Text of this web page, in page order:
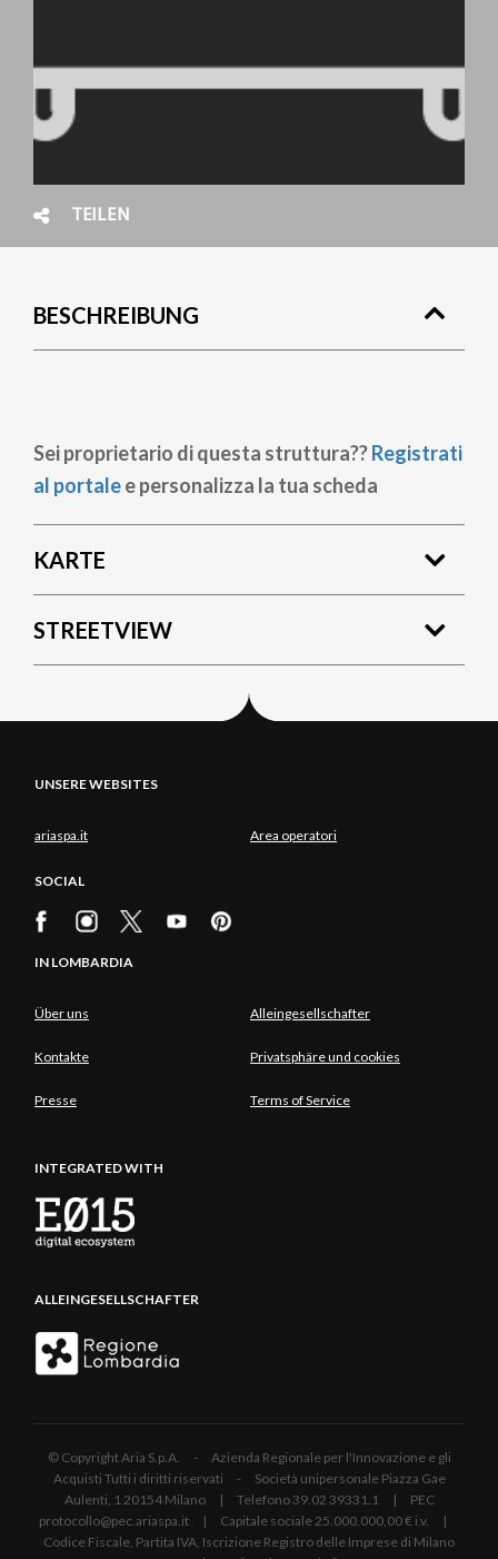
TEILEN
BESCHREIBUNG
Sei proprietario di questa struttura??Registrati
al portalee personalizza la tua scheda
KARTE
STREETVIEW
UNSERE WEBSITES
ariaspa.it Area operatori
SOCIAL
IN LOMBARDIA
Über uns Alleingesellschafter
Kontakte Privatsphäre und cookies
Presse Terms of Service
INTEGRATED WITH
ALLEINGESELLSCHAFTER
© Copyright Aria S.p.A. - Azienda Regionale per l'Innovazione e gli
Acquisti Tutti i diritti riservati - Società unipersonale Piazza Gae
Aulenti, 1 20154 Milano | Telefono 39.02 39331.1 | PEC
protocollo@pec.ariaspa.it | Capitale sociale 25.000.000,00 € i.v. |
Codice Fiscale, Partita IVA, Iscrizione Registro delle Imprese di Milano